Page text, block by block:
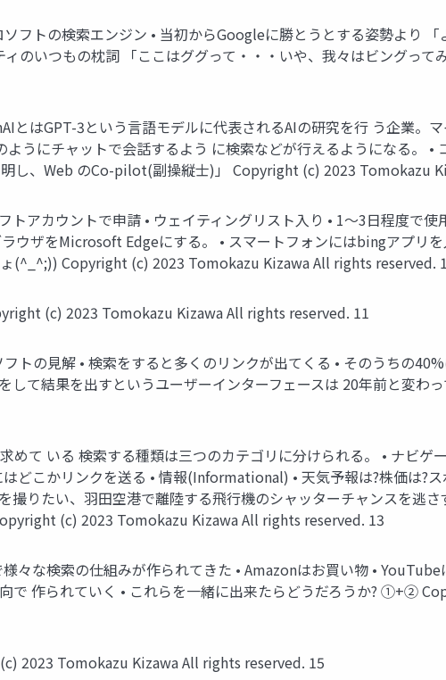
フトの検索エンジン • 当初からGoogleに勝とうとする姿勢より
のいつもの枕詞 「ここはググって・・・いや、我々はビングっ
とはGPT-3という言語モデルに代表されるAIの研究を行 う企業。
うにチャットで会話するよう に検索などが行えるようになる。
し、Web のCo-pilot(副操縦士)」 Copyright (c) 2023 Tomokazu
トアカウントで申請 • ウェイティングリスト入り • 1～3日程度で
ウザをMicrosoft Edgeにする。 • スマートフォンにはbingアプリ
(^_^;)) Copyright (c) 2023 Tomokazu Kizawa All rights reserved.
(c) 2023 Tomokazu Kizawa All rights reserved. 11
フトの見解 • 検索をすると多くのリンクが出てくる • そのうちの
して結果を出すというユーザーインターフェースは 20年前と変
めて いる 検索する種類は三つのカテゴリに分けられる。 • ナビゲ
どこかリンクを送る • 情報(Informational) • 天気予報は?株価は?
撮りたい、羽田空港で離陸する飛行機のシャッターチャンスを逃さ
(c) 2023 Tomokazu Kizawa All rights reserved. 13
々な検索の仕組みが作られてきた • Amazonはお買い物 •
で 作られていく • これらを一緒に出来たらどうだろうか? ①+②
2023 Tomokazu Kizawa All rights reserved. 15